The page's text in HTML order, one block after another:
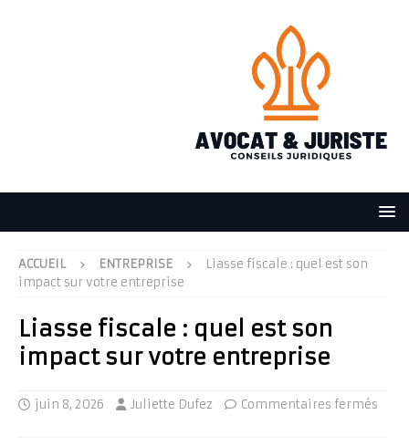
ACCUEIL ENTREPRISE
Liasse fiscale : quel est son
impact sur votre entreprise
Liasse fiscale : quel est son
impact sur votre entreprise
juin 8, 2026 Juliette Dufez Commentaires fermés